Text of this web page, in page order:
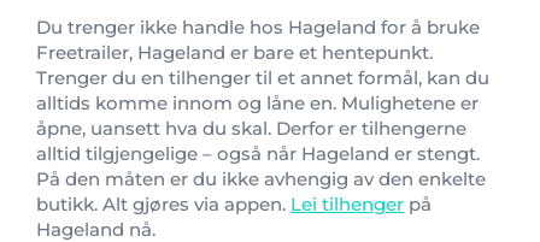
Du trenger ikke handle hos Hageland for å bruke
Freetrailer, Hageland er bare et hentepunkt.
Trenger du en tilhenger til et annet formål, kan du
alltids komme innom og låne en. Mulighetene er
åpne, uansett hva du skal. Derfor er tilhengerne
alltid tilgjengelige – også når Hageland er stengt.
På den måten er du ikke avhengig av den enkelte
butikk. Alt gjøres via appen. Lei tilhenger på
Hageland nå.